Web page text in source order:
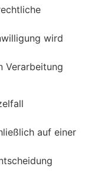
wird
Verarbeitung
auf einer